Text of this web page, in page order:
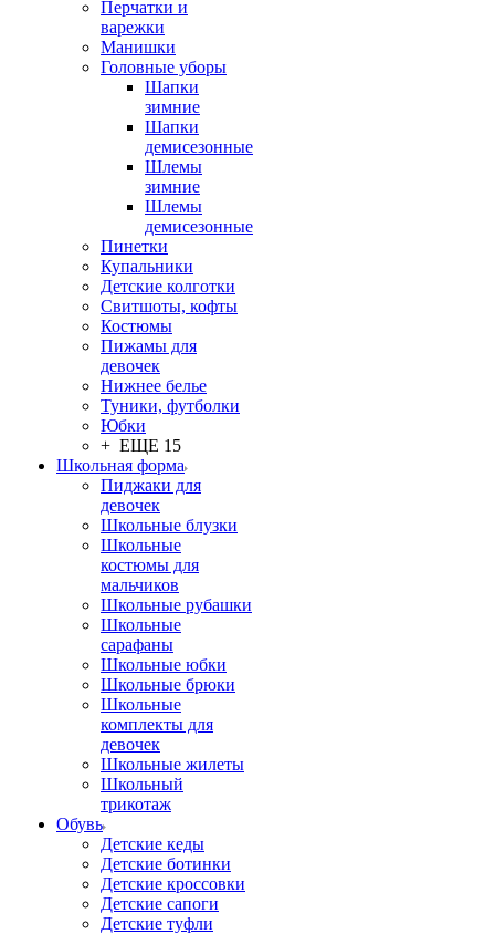
Перчатки и
варежки
Манишки
Головные уборы
Шапки
зимние
Шапки
демисезонные
Шлемы
зимние
Шлемы
демисезонные
Пинетки
Купальники
Детские колготки
Свитшоты, кофты
Костюмы
Пижамы для
девочек
Нижнее белье
Туники, футболки
Юбки
+ ЕЩЕ 15
Школьная форма
Пиджаки для
девочек
Школьные блузки
Школьные
костюмы для
мальчиков
Школьные рубашки
Школьные
сарафаны
Школьные юбки
Школьные брюки
Школьные
комплекты для
девочек
Школьные жилеты
Школьный
трикотаж
Обувь
Детские кеды
Детские ботинки
Детские кроссовки
Детские сапоги
Детские туфли